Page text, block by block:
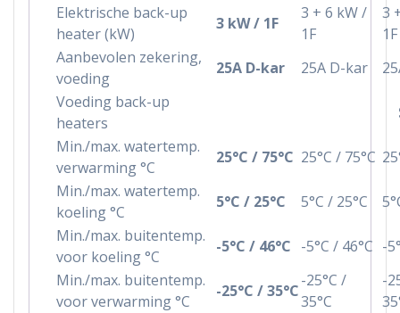
Elektrische back-up
heater (kW)
3 kW / 1F
3 + 6 kW /
1F
3
1F
Aanbevolen zekering,
voeding
25A D-kar 25A D-kar
Voeding back-up
heaters
Min./max. watertemp.
verwarming °C
25°C / 75°C 25°C / 75°C
Min./max. watertemp.
koeling °C
5°C / 25°C 5°C / 25°C
Min./max. buitentemp.
voor koeling °C
-5°C / 46°C -5°C / 46°C -
Min./max. buitentemp.
voor verwarming °C
-25°C / 35°C
-25°C /
35°C
-